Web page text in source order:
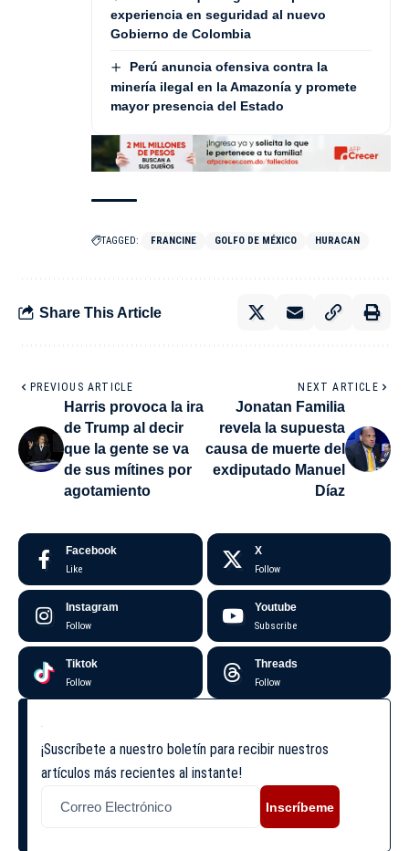
experiencia en seguridad al nuevo
Gobierno de Colombia
Perú anuncia ofensiva contra la
minería ilegal en la Amazonía y promete
mayor presencia del Estado
TAGGED: FRANCINE GOLFO DE MÉXICO HURACAN
Share This Article
PREVIOUS ARTICLE
Harris provoca la ira
de Trump al decir
que la gente se va
de sus mítines por
agotamiento
NEXT ARTICLE
Jonatan Familia
revela la supuesta
causa de muerte del
exdiputado Manuel
Díaz
Facebook
Like
X
Follow
Instagram
Follow
Youtube
Subscribe
Tiktok
Follow
Threads
Follow
¡Suscríbete a nuestro boletín para recibir nuestros
artículos más recientes al instante!
Inscríbeme